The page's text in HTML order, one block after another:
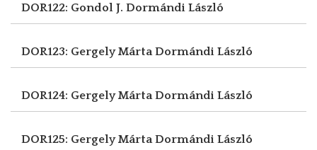
DOR122: Gondol J. Dormándi László
DOR123: Gergely MártaDormándi László
DOR124: Gergely MártaDormándi László
DOR125: Gergely MártaDormándi László